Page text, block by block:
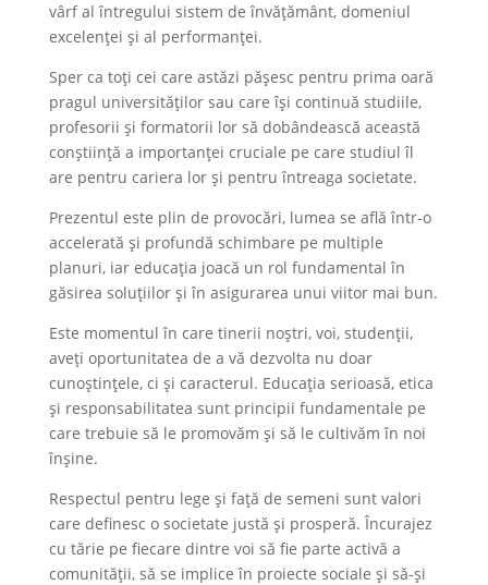
vârf al întregului sistem de învățământ, domeniul
excelenței și al performanței.
Sper ca toți cei care astăzi pășesc pentru prima oară
pragul universităților sau care își continuă studiile,
profesorii și formatorii lor să dobândească această
conștiință a importanței cruciale pe care studiul îl
are pentru cariera lor și pentru întreaga societate.
Prezentul este plin de provocări, lumea se află într-o
accelerată și profundă schimbare pe multiple
planuri, iar educația joacă un rol fundamental în
găsirea soluțiilor și în asigurarea unui viitor mai bun.
Este momentul în care tinerii noștri, voi, studenții,
aveți oportunitatea de a vă dezvolta nu doar
cunoștințele, ci și caracterul. Educația serioasă, etica
și responsabilitatea sunt principii fundamentale pe
care trebuie să le promovăm și să le cultivăm în noi
înșine.
Respectul pentru lege și față de semeni sunt valori
care definesc o societate justă și prosperă. Încurajez
cu tărie pe fiecare dintre voi să fie parte activă a
comunității, să se implice în proiecte sociale și să-și